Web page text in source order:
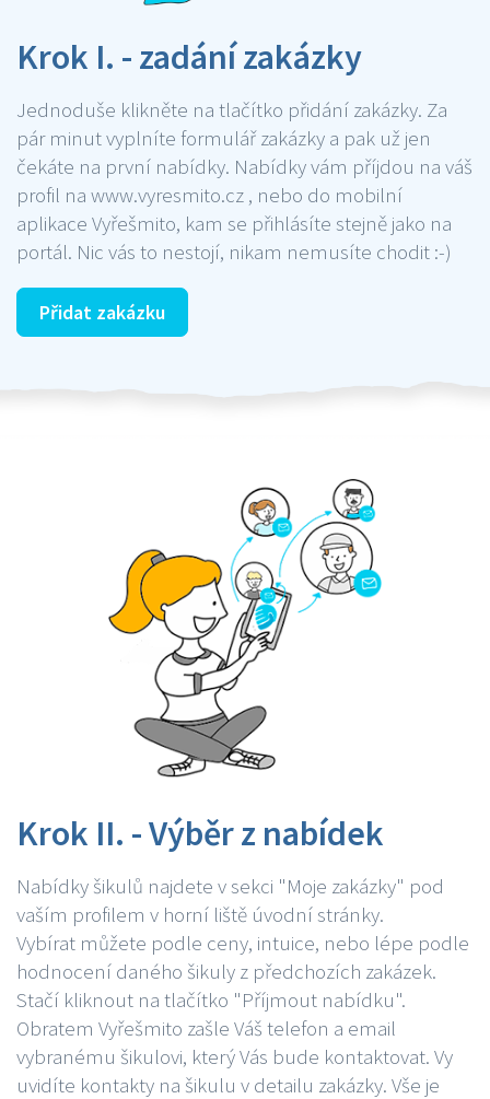
Krok I. - zadání zakázky
Jednoduše klikněte na tlačítko přidání zakázky. Za
pár minut vyplníte formulář zakázky a pak už jen
čekáte na první nabídky. Nabídky vám příjdou na váš
profil na www.vyresmito.cz , nebo do mobilní
aplikace Vyřešmito, kam se přihlásíte stejně jako na
portál. Nic vás to nestojí, nikam nemusíte chodit :-)
Přidat zakázku
Krok II. - Výběr z nabídek
Nabídky šikulů najdete v sekci "Moje zakázky" pod
vaším profilem v horní liště úvodní stránky.
Vybírat můžete podle ceny, intuice, nebo lépe podle
hodnocení daného šikuly z předchozích zakázek.
Stačí kliknout na tlačítko "Příjmout nabídku".
Obratem Vyřešmito zašle Váš telefon a email
vybranému šikulovi, který Vás bude kontaktovat. Vy
uvidíte kontakty na šikulu v detailu zakázky. Vše je